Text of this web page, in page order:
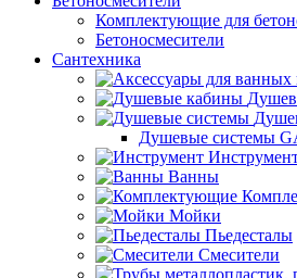
Комплектующие для
Бетоносмесители
Сантехника
Душевые системы
Ванны
Мойки
Пьедесталы
Смесители